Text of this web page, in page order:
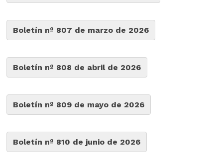
Boletín nº 807 de marzo de 2026
Boletín nº 808 de abril de 2026
Boletín nº 809 de mayo de 2026
Boletín nº 810 de junio de 2026